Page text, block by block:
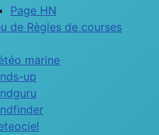
Page HN
de Règles de courses
marine
up